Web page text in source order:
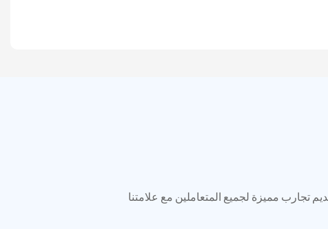
تجارب مميزة لجميع المتعاملين مع علامتنا